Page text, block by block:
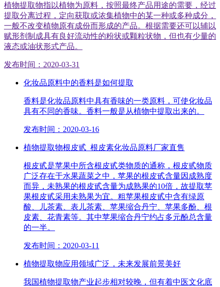
植物提取物指以植物为原料，按照最终产品用途的需要，经过
提取分离过程，定向获取或浓集植物中的某一种或多种成分，
一般不改变植物原有成份而形成的产品。根据需要还可以辅以
赋形剂制成具有良好流动性的粉状或颗粒状物，但也有少量的
液态或油状形式产品。
发布时间：2020-03-31
化妆品原料中的香料是如何提取
香料是化妆品原料中具有香味的一类原料，可使化妆品
具有不同的香味。香料一般是从植物中提取出来的。
发布时间：2020-03-16
植物提取物根皮甙_根皮素化妆品原料厂家直售
根皮甙是苹果中所含根皮甙类物质的通称，根皮甙物质
广泛存在于水果蔬菜之中，苹果的根皮甙含量因成熟度
而异，未熟果的根皮甙含量为成熟果的10倍，故提取苹
果根皮甙采用未熟果为宜。粗苹果根皮甙中含有绿原
酸、儿茶素、表儿茶素、苹果缩合丹宁、苹果多酚、根
皮素、花青素等。其中苹果缩合丹宁约占多元酚总含量
的一半。
发布时间：2020-03-11
植物提取物应用领域广泛，未来发展前景美好
我国植物提取物产业起步相对较晚，但有着中医文化底